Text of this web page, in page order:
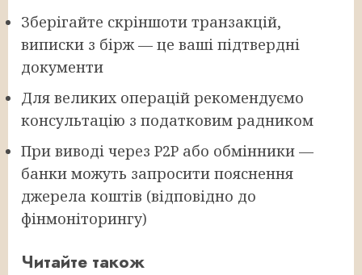
Зберігайте скріншоти транзакцій,
виписки з бірж — це ваші підтвердні
документи
Для великих операцій рекомендуємо
консультацію з податковим радником
При виводі через P2P або обмінники —
банки можуть запросити пояснення
джерела коштів (відповідно до
фінмоніторингу)
Читайте також